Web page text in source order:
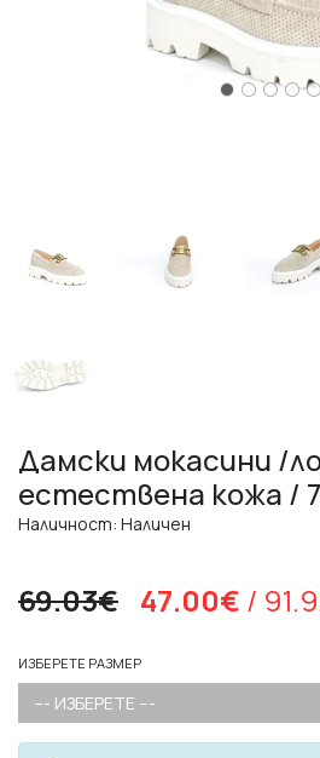
Дамски мокасини /
естествена кожа /
Наличност: Наличен
69.03€ 47.00€ /
ИЗБЕРЕТЕ РАЗМЕР
--- ИЗБЕРЕТЕ ---